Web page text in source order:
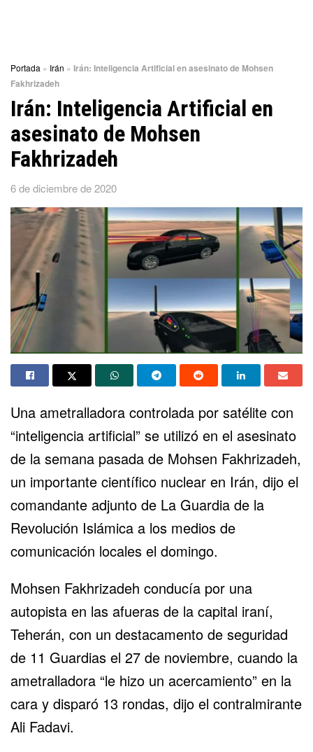
Portada » Irán » Irán: Inteligencia Artificial en asesinato de Mohsen
Fakhrizadeh
Irán: Inteligencia Artificial en
asesinato de Mohsen
Fakhrizadeh
6 de diciembre de 2020
Una ametralladora controlada por satélite con
“inteligencia artificial” se utilizó en el asesinato
de la semana pasada de Mohsen Fakhrizadeh,
un importante científico nuclear en Irán, dijo el
comandante adjunto de La Guardia de la
Revolución Islámica a los medios de
comunicación locales el domingo.
Mohsen Fakhrizadeh conducía por una
autopista en las afueras de la capital iraní,
Teherán, con un destacamento de seguridad
de 11 Guardias el 27 de noviembre, cuando la
ametralladora “le hizo un acercamiento” en la
cara y disparó 13 rondas, dijo el contralmirante
Ali Fadavi.